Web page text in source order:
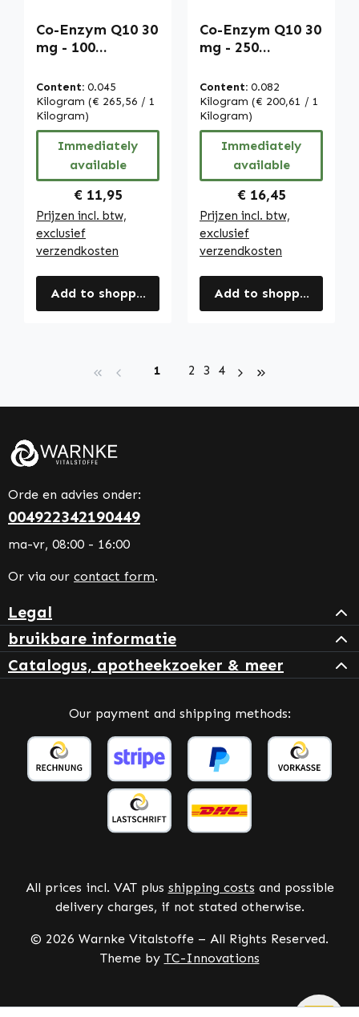
Co-Enzym Q10 30
mg - 100
gemakkelijk te
slikken -
ubiquinon -
vegan | Warnke
Vitalstoffe
Content: 0.045
Kilogram (€ 265,56 / 1
Kilogram)
Immediately
available
Regular price:
€ 11,95
Prijzen incl. btw,
exclusief
verzendkosten
Add to shopping cart
Co-Enzym Q10 30
mg - 250
gemakkelijk te
slikken -
ubiquinon -
vegan | Warnke
Vitalstoffe
Content: 0.082
Kilogram (€ 200,61 / 1
Kilogram)
Immediately
available
Regular price:
€ 16,45
Prijzen incl. btw,
exclusief
verzendkosten
Add to shopping cart
Page
1 Page
2 Page
3 Page
4
Orde en advies onder:
004922342190449
ma-vr, 08:00 - 16:00
Or via our contact form.
Legal
bruikbare informatie
Catalogus, apotheekzoeker & meer
Our payment and shipping methods:
All prices incl. VAT plus shipping costs and possible
delivery charges, if not stated otherwise.
© 2026 Warnke Vitalstoffe – All Rights Reserved.
Theme by TC-Innovations